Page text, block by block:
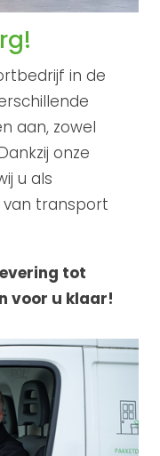
in de
aan, zowel
onze
u als
transport
tot
voor u klaar!